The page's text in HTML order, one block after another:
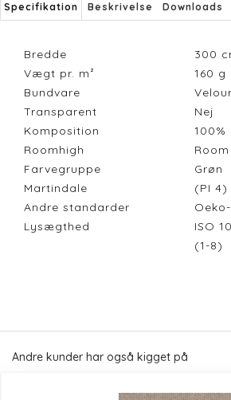
Specifikation Beskrivelse Downloads
Bredde 300
Vægt pr. m²
160 g
Bundvare
Transparent
Nej
Komposition
100%
Roomhigh
Farvegruppe
Grøn
Martindale
(PI 4)
Andre standarder
Lysægthed
ISO
(1-8)
Andre kunder har også kigget på